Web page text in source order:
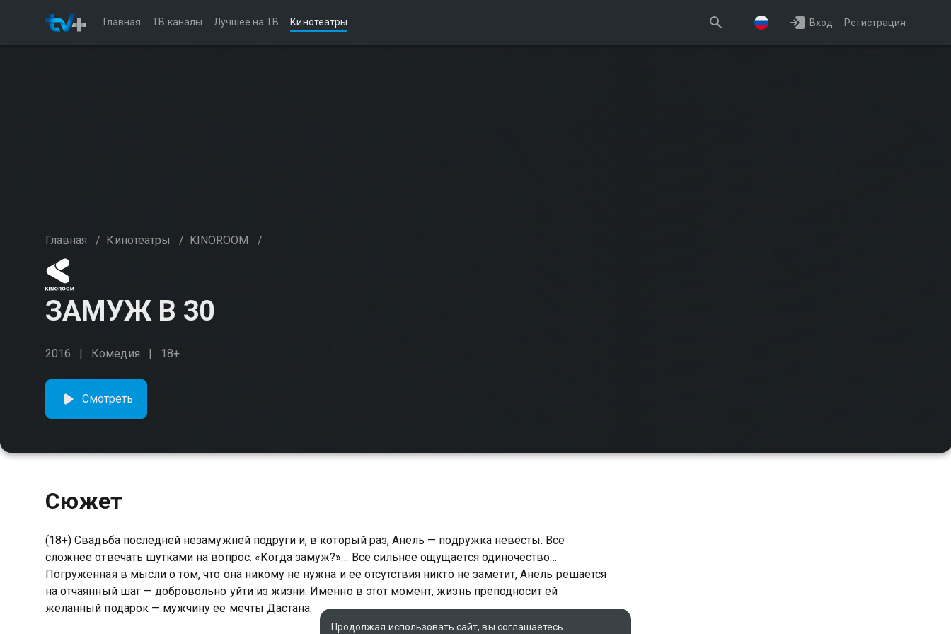
Главная ТВ каналы Лучшее на ТВ Кинотеатры Вход Регистрация
Главная / Кинотеатры / KINOROOM /
ЗАМУЖ В 30
2016 Комедия 18+
Смотреть
Сюжет
(18+) Свадьба последней незамужней подруги и, в который раз, Анель — подружка невесты. Все
сложнее отвечать шутками на вопрос: «Когда замуж?»… Все сильнее ощущается одиночество…
Погруженная в мысли о том, что она никому не нужна и ее отсутствия никто не заметит, Анель решается
на отчаянный шаг — добровольно уйти из жизни. Именно в этот момент, жизнь преподносит ей
желанный подарок — мужчину ее мечты Дастана.
Продолжая использовать сайт, вы соглашаетесь